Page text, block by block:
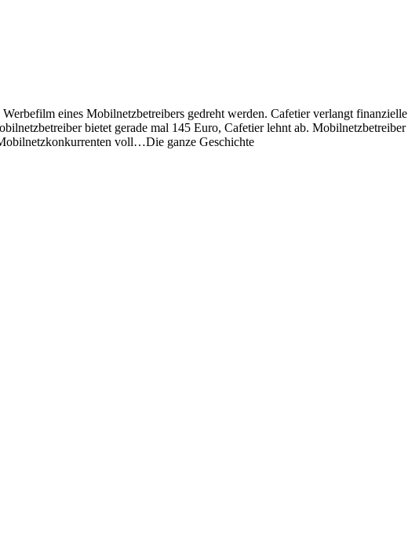
eines Mobilnetzbetreibers gedreht werden. Cafetier verlangt finanzielle
bietet gerade mal 145 Euro, Cafetier lehnt ab. Mobilnetzbetreiber
voll…Die ganze Geschichte